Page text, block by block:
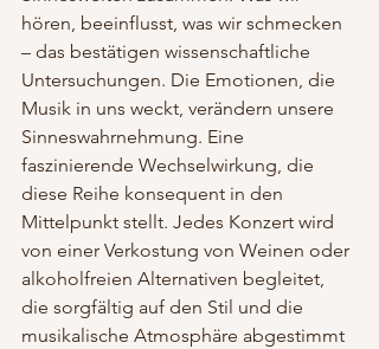
hören, beeinflusst, was wir schmecken
– das bestätigen wissenschaftliche
Untersuchungen. Die Emotionen, die
Musik in uns weckt, verändern unsere
Sinneswahrnehmung. Eine
faszinierende Wechselwirkung, die
diese Reihe konsequent in den
Mittelpunkt stellt. Jedes Konzert wird
von einer Verkostung von Weinen oder
alkoholfreien Alternativen begleitet,
die sorgfältig auf den Stil und die
musikalische Atmosphäre abgestimmt